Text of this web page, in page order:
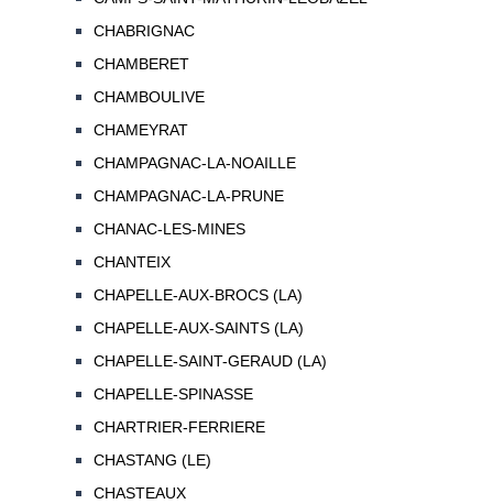
CHABRIGNAC
CHAMBERET
CHAMBOULIVE
CHAMEYRAT
CHAMPAGNAC-LA-NOAILLE
CHAMPAGNAC-LA-PRUNE
CHANAC-LES-MINES
CHANTEIX
CHAPELLE-AUX-BROCS (LA)
CHAPELLE-AUX-SAINTS (LA)
CHAPELLE-SAINT-GERAUD (LA)
CHAPELLE-SPINASSE
CHARTRIER-FERRIERE
CHASTANG (LE)
CHASTEAUX